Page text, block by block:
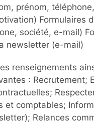
prénom,
Formulaires
société, e-mail)
newsletter (e-mail)
renseignements
: Recrutement;
et comptables;
Relances